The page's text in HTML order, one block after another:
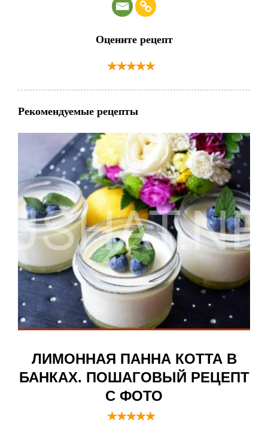
Оцените рецепт
Рекомендуемые рецепты
ЛИМОННАЯ ПАННА КОТТА В
БАНКАХ. ПОШАГОВЫЙ РЕЦЕПТ
С ФОТО